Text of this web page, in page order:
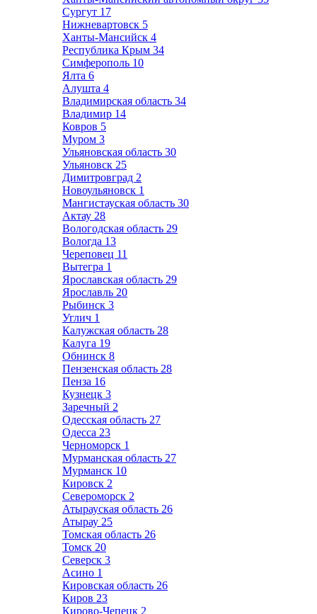
Сургут 17
Нижневартовск 5
Ханты-Мансийск 4
Республика Крым 34
Симферополь 10
Ялта 6
Алушта 4
Владимирская область 34
Владимир 14
Ковров 5
Муром 3
Ульяновская область 30
Ульяновск 25
Димитровград 2
Новоульяновск 1
Мангистауская область 30
Актау 28
Вологодская область 29
Вологда 13
Череповец 11
Вытегра 1
Ярославская область 29
Ярославль 20
Рыбинск 3
Углич 1
Калужская область 28
Калуга 19
Обнинск 8
Пензенская область 28
Пенза 16
Кузнецк 3
Заречный 2
Одесская область 27
Одесса 23
Черноморск 1
Мурманская область 27
Мурманск 10
Кировск 2
Североморск 2
Атырауская область 26
Атырау 25
Томская область 26
Томск 20
Северск 3
Асино 1
Кировская область 26
Киров 23
Кирово-Чепецк 2